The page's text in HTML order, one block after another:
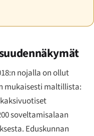
nojalla on ollut
mukaisesti maltillista:
soveltamisalaan
Eduskunnan